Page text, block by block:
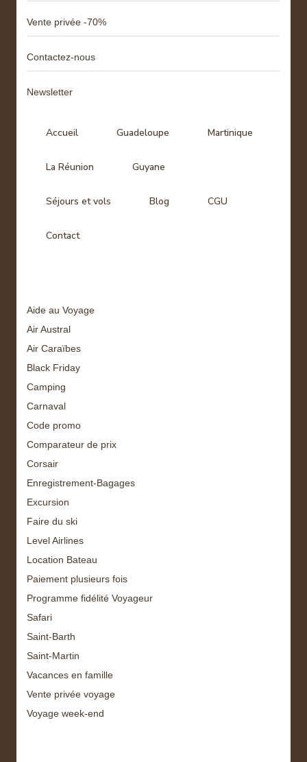
Vente privée -70%
Contactez-nous
Newsletter
Accueil Guadeloupe Martinique
La Réunion Guyane
Séjours et vols Blog CGU
Contact
Aide au Voyage
Air Austral
Air Caraïbes
Black Friday
Camping
Carnaval
Code promo
Comparateur de prix
Corsair
Enregistrement-Bagages
Excursion
Faire du ski
Level Airlines
Location Bateau
Paiement plusieurs fois
Programme fidélité Voyageur
Safari
Saint-Barth
Saint-Martin
Vacances en famille
Vente privée voyage
Voyage week-end